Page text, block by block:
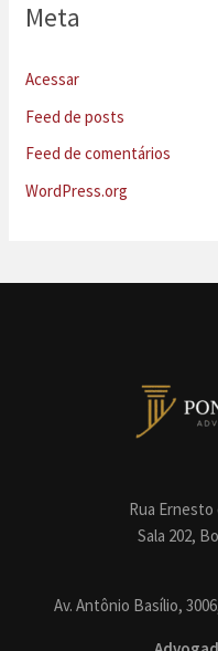
Meta
Acessar
Feed de posts
Feed de comentários
WordPress.org
Rua Ernesto
Sala 202,
Av. Antônio Basílio,